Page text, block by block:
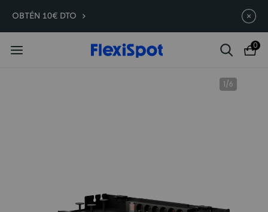
Compra antes, ahorra más | E7
Plus -200 €
: 54
0
1/6
OBTÉN 10€ DTO